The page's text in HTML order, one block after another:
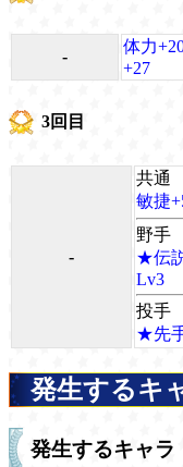
-
体力
+27
3回目
-
共通
敏捷
野手
★伝
Lv3
投手
★先
発生するキ
発生するキャラ